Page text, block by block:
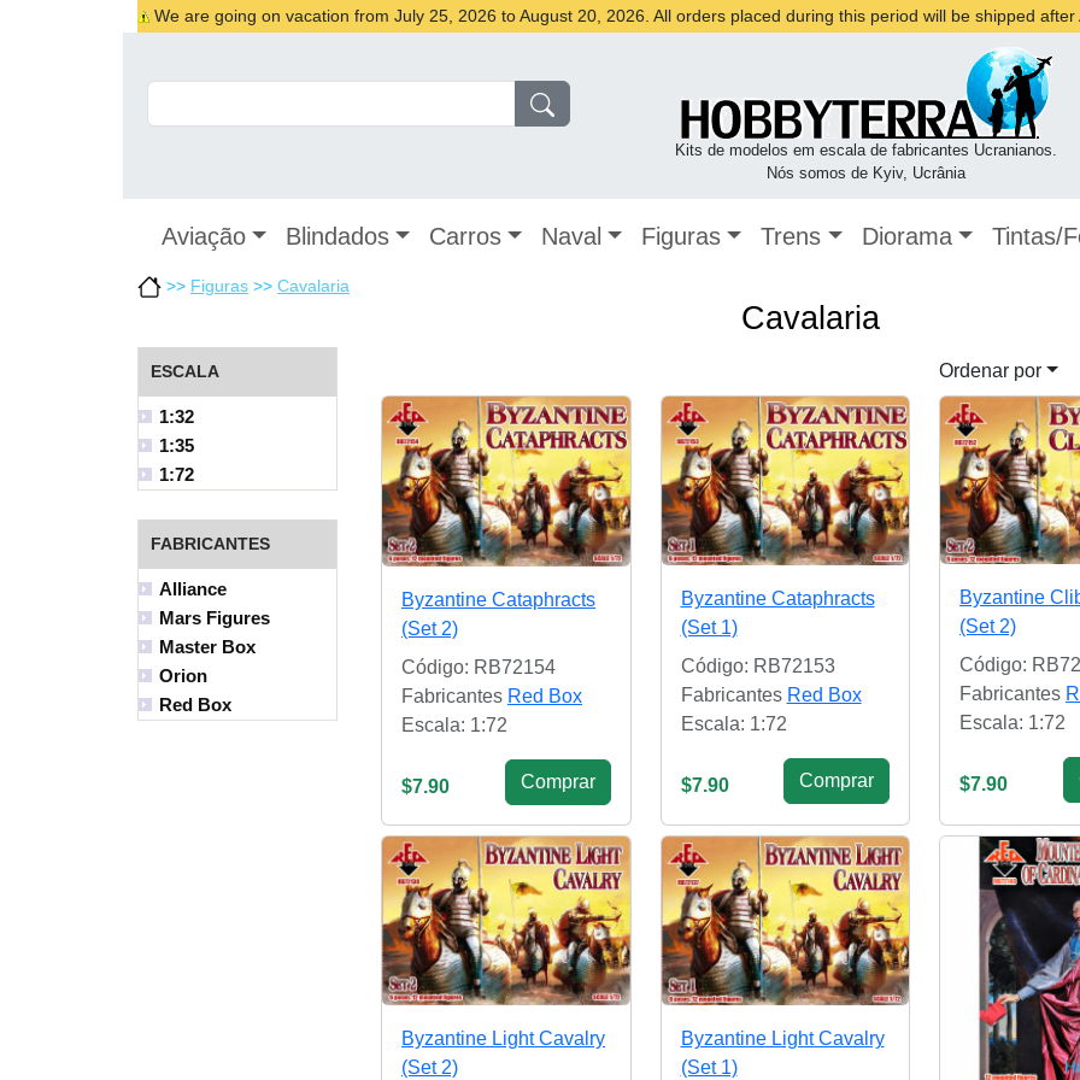
We are going on vacation from July 25, 2026 to August 20, 2026. All orders placed during this period will be shipped
Kits de modelos em escala de fabricantes Ucranianos.
Nós somos de Kyiv, Ucrânia
Aviação Blindados Carros Naval Figuras Trens Diorama Tintas/
>> Figuras >> Cavalaria
Cavalaria
ESCALA
1:32
1:35
1:72
FABRICANTES
Alliance
Mars Figures
Master Box
Orion
Red Box
Ordenar por
Byzantine Cataphracts
(Set 2)
Código: RB72154
Fabricantes Red Box
Escala: 1:72
$7.90 Сomprar
Byzantine Cataphracts
(Set 1)
Código: RB72153
Fabricantes Red Box
Escala: 1:72
$7.90 Сomprar
Byzantine
(Set 2)
Código:
Fabricantes
Escala: 1:72
$7.90
Byzantine Light Cavalry
(Set 2)
Byzantine Light Cavalry
(Set 1)